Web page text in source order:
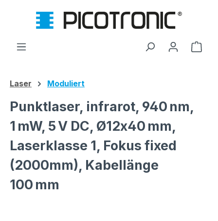
Zum Hauptinhalt springen
Laser Moduliert
Punktlaser, infrarot, 940 nm,
1 mW, 5 V DC, Ø12x40 mm,
Laserklasse 1, Fokus fixed
(2000mm), Kabellänge
100 mm